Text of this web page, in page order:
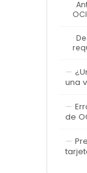
una
de